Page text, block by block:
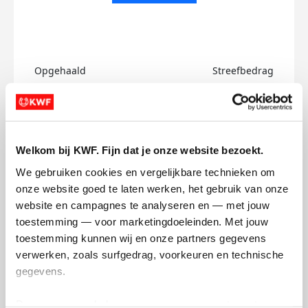
Welkom bij KWF. Fijn dat je onze website bezoekt.
We gebruiken cookies en vergelijkbare technieken om
onze website goed te laten werken, het gebruik van onze
website en campagnes te analyseren en — met jouw
toestemming — voor marketingdoeleinden. Met jouw
toestemming kunnen wij en onze partners gegevens
verwerken, zoals surfgedrag, voorkeuren en technische
gegevens.
Opgehaald Streefbedrag
Berry's badges